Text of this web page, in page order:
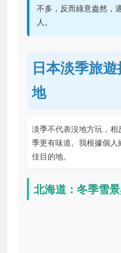
不多，反而綠意盎然，
人。
日本淡季旅
地
淡季不代表沒地方玩，相
季更有味道。我根據個人
佳目的地。
北海道：冬季雪